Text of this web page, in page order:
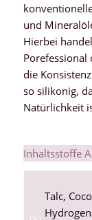
und
Hierbei
Porefessional
die
so silikonig,
Natürlichkeit
Inhaltsstoffe
Talc,